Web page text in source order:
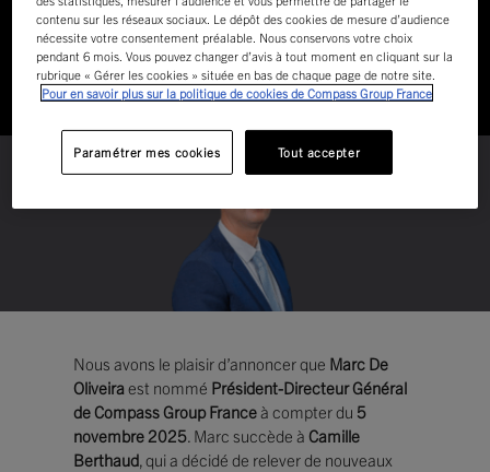
Accueil Actualités
Marc De Oliveira nommé Président
Nous avons le plaisir d’annoncer que Marc De
Oliveira est nommé Président-Directeur Général
de Compass Group Franceà compter du 5
novembre 2025. Marc succède àCamille
Berthaud, qui a décidé de relever de nouveaux
contenu sur les réseaux sociaux. Le dépôt des cookies de mesure d’audience
nécessite votre consentement préalable. Nous conservons votre choix
pendant 6 mois. Vous pouvez changer d’avis à tout moment en cliquant sur la
rubrique « Gérer les cookies » située en bas de chaque page de notre site.
Pour en savoir plus sur la politique de cookies de Compass Group France
Tout accepter
Paramétrer mes cookies